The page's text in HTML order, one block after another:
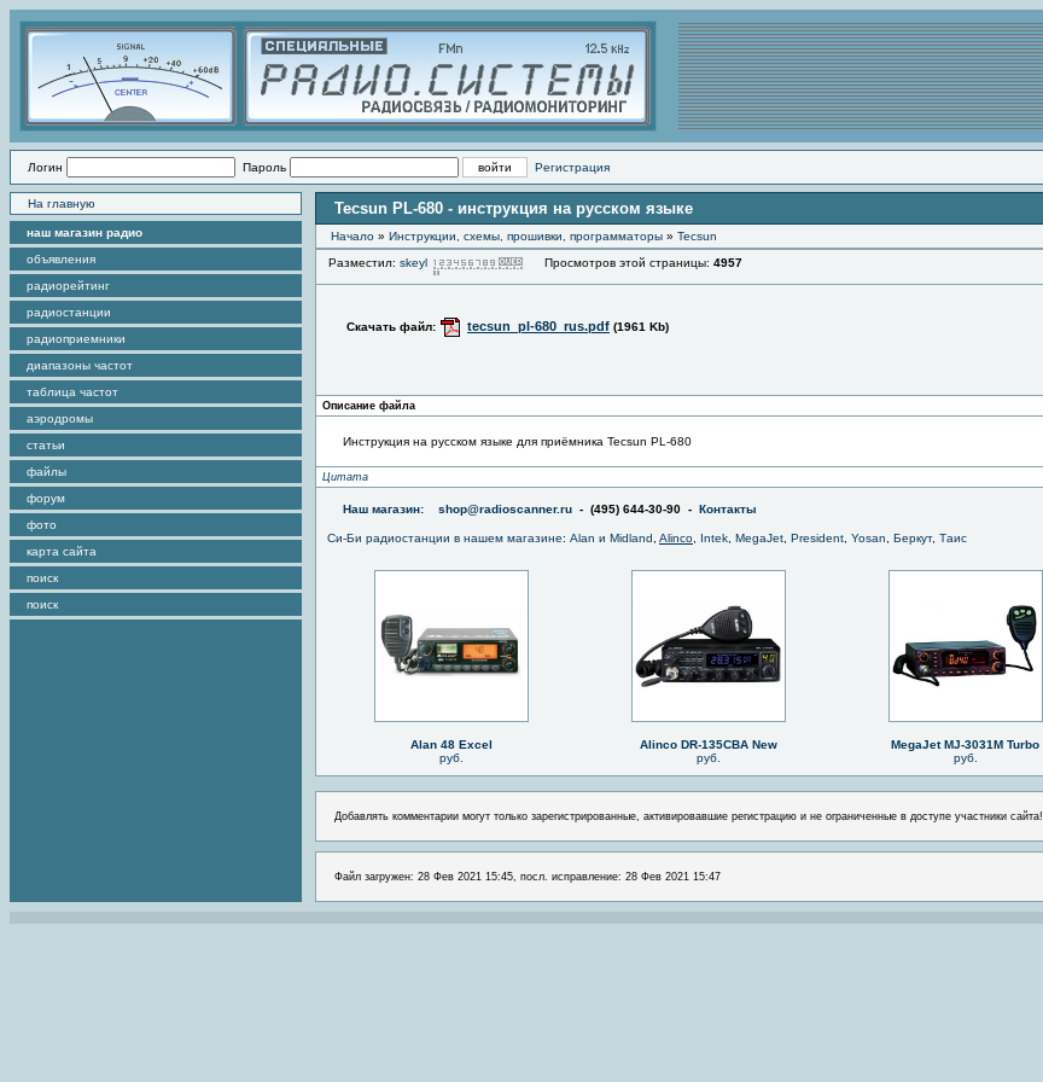
Логин Пароль Регистрация
На главную
наш магазин радио
объявления
радиорейтинг
радиостанции
радиоприемники
диапазоны частот
таблица частот
аэродромы
статьи
файлы
форум
фото
карта сайта
поиск
поиск
Tecsun PL-680 - инструкция на русском языке
Начало » Инструкции, схемы, прошивки, программаторы » Tecsun
Разместил: skeyl Просмотров этой страницы: 4957
Скачать файл: tecsun_pl-680_rus.pdf (1961 Kb)
Описание файла
Инструкция на русском языке для приёмника Tecsun PL-680
Цитата
Наш магазин: shop@radioscanner.ru - (495) 644-30-90 - Контакты
Си-Би радиостанции в нашем магазине: Alan и Midland Alinco Intek MegaJet President Yosan Беркут, Таис
Alan 48 Excel
руб.
Alinco DR-135CBA New
руб.
MegaJet MJ-3031M Turbo
руб.
Добавлять комментарии могут только зарегистрированные, активировавшие регистрацию и не ограниченные в доступе участники сайта!
Файл загружен: 28 Фев 2021 15:45, посл. исправление: 28 Фев 2021 15:47